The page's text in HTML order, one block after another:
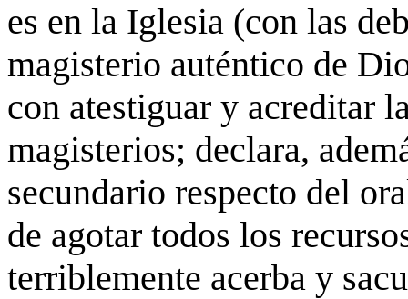
es en la Iglesia (con las
magisterio auténtico de
con atestiguar y acreditar
magisterios; declara,
secundario respecto del
de agotar todos los
terriblemente acerba y